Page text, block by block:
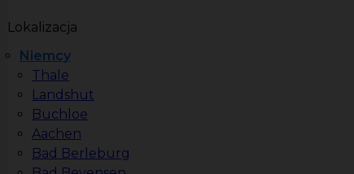
Lokalizacja
Niemcy
Thale
Landshut
Buchloe
Aachen
Bad Berleburg